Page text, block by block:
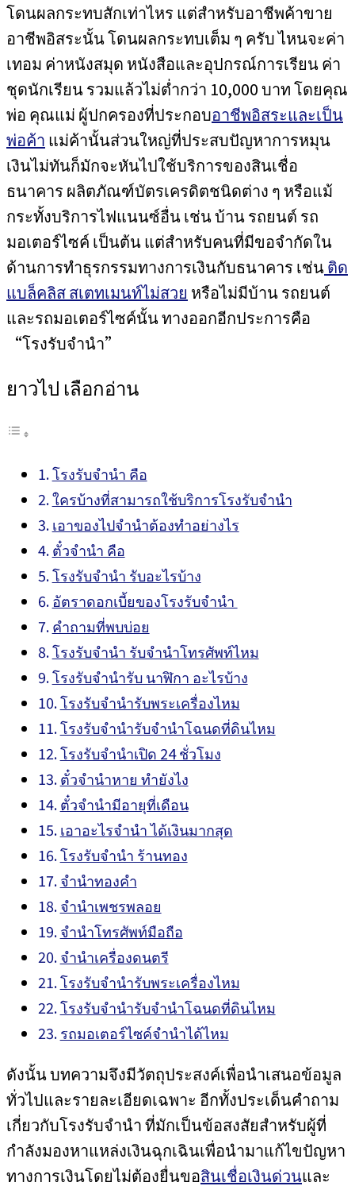
โดนผลกระทบสักเท่าไหร แต่สำหรับอาชีพค้าขาย
อาชีพอิสระนั้น โดนผลกระทบเต็ม ๆ ครับ ไหนจะค่า
เทอม ค่าหนังสมุด หนังสือและอุปกรณ์การเรียน ค่า
ชุดนักเรียน รวมแล้วไม่ต่ำกว่า 10,000 บาท โดยคุณ
พ่อ คุณแม่ ผู้ปกครองที่ประกอบอาชีพอิสระและเป็น
พ่อค้า แม่ค้านั้นส่วนใหญ่ที่ประสบปัญหาการหมุน
เงินไม่ทันก็มักจะหันไปใช้บริการของสินเชื่อ
ธนาคาร ผลิตภัณฑ์บัตรเครดิตชนิดต่าง ๆ หรือแม้
กระทั้งบริการไฟแนนซ์อื่น เช่น บ้าน รถยนต์ รถ
มอเตอร์ไซค์ เป็นต้น แต่สำหรับคนที่มีขอจำกัดใน
ด้านการทำธุรกรรมทางการเงินกับธนาคาร เช่นติด
แบล็คลิส สเตทเมนท์ไม่สวย หรือไม่มีบ้าน รถยนต์
และรถมอเตอร์ไซค์นั้น ทางออกอีกประการคือ
“โรงรับจำนำ”
ยาวไป เลือกอ่าน
โรงรับจำนำ คือ
ใครบ้างที่สามารถใช้บริการโรงรับจำนำ
เอาของไปจำนำต้องทำอย่างไร
ตั๋วจำนำ คือ
โรงรับจำนำ รับอะไรบ้าง
อัตราดอกเบี้ยของโรงรับจำนำ
คำถามที่พบบ่อย
โรงรับจำนำ รับจำนำโทรศัพท์ไหม
โรงรับจำนำรับ นาฬิกา อะไรบ้าง
โรงรับจำนำรับพระเครื่องไหม
โรงรับจำนำรับจำนำโฉนดที่ดินไหม
โรงรับจำนำเปิด 24 ชั่วโมง
ตั๋วจำนำหาย ทำยังไง
ตั๋วจำนำมีอายุที่เดือน
เอาอะไรจำนำ ได้เงินมากสุด
โรงรับจำนำ ร้านทอง
จำนำทองคำ
จำนำเพชรพลอย
จำนำโทรศัพท์มือถือ
จำนำเครื่องดนตรี
โรงรับจำนำรับพระเครื่องไหม
โรงรับจำนำรับจำนำโฉนดที่ดินไหม
รถมอเตอร์ไซค์จำนำได้ไหม
ดังนั้น บทความจึงมีวัตถุประสงค์เพื่อนำเสนอข้อมูล
ทั่วไปและรายละเอียดเฉพาะ อีกทั้งประเด็นคำถาม
เกี่ยวกับโรงรับจำนำ ที่มักเป็นข้อสงสัยสำหรับผู้ที่
กำลังมองหาแหล่งเงินฉุกเฉินเพื่อนำมาแก้ไขปัญหา
ทางการเงินโดยไม่ต้องยื่นขอสินเชื่อเงินด่วนและ